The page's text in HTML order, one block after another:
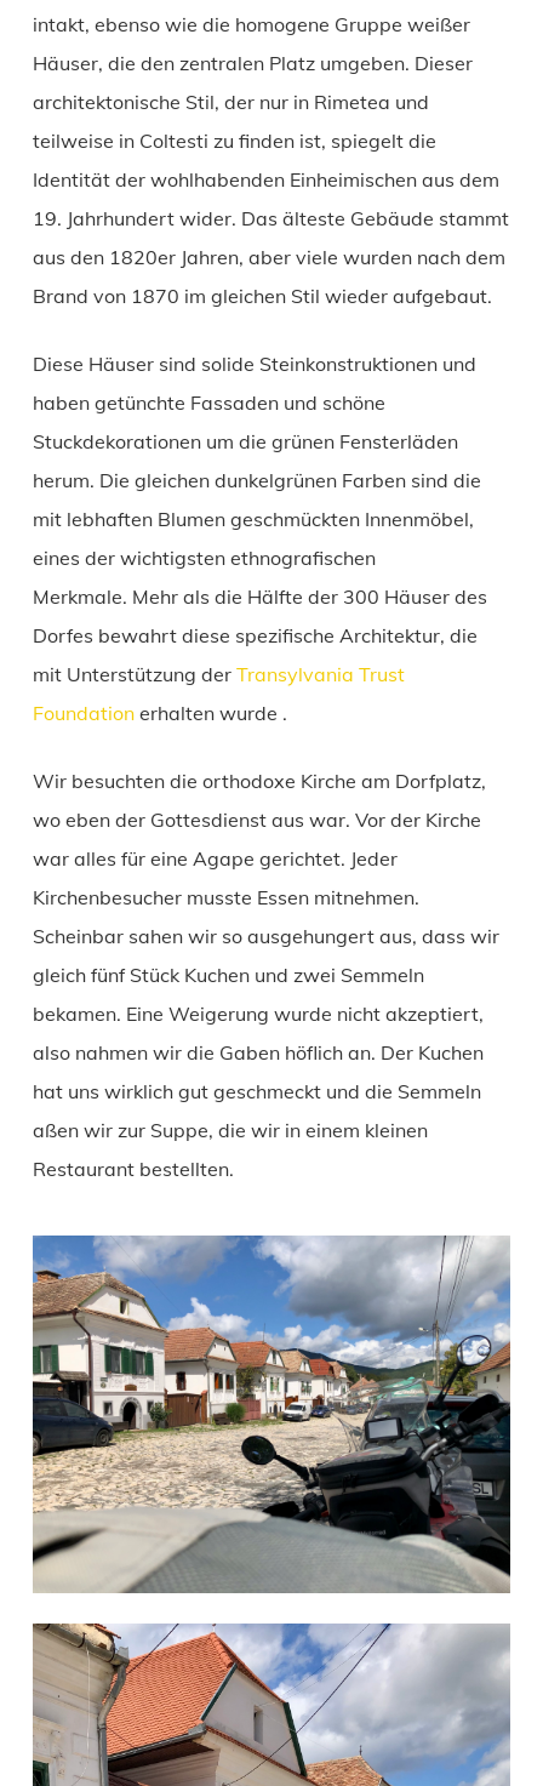
intakt, ebenso wie die homogene Gruppe weißer
Häuser, die den zentralen Platz umgeben. Dieser
architektonische Stil, der nur in Rimetea und
teilweise in Coltesti zu finden ist, spiegelt die
Identität der wohlhabenden Einheimischen aus dem
19. Jahrhundert wider. Das älteste Gebäude stammt
aus den 1820er Jahren, aber viele wurden nach dem
Brand von 1870 im gleichen Stil wieder aufgebaut.
Diese Häuser sind solide Steinkonstruktionen und
haben getünchte Fassaden und schöne
Stuckdekorationen um die grünen Fensterläden
herum. Die gleichen dunkelgrünen Farben sind die
mit lebhaften Blumen geschmückten Innenmöbel,
eines der wichtigsten ethnografischen
Merkmale. Mehr als die Hälfte der 300 Häuser des
Dorfes bewahrt diese spezifische Architektur, die
mit Unterstützung der Transylvania Trust
Foundationerhalten wurde .
Wir besuchten die orthodoxe Kirche am Dorfplatz,
wo eben der Gottesdienst aus war. Vor der Kirche
war alles für eine Agape gerichtet. Jeder
Kirchenbesucher musste Essen mitnehmen.
Scheinbar sahen wir so ausgehungert aus, dass wir
gleich fünf Stück Kuchen und zwei Semmeln
bekamen. Eine Weigerung wurde nicht akzeptiert,
also nahmen wir die Gaben höflich an. Der Kuchen
hat uns wirklich gut geschmeckt und die Semmeln
aßen wir zur Suppe, die wir in einem kleinen
Restaurant bestellten.